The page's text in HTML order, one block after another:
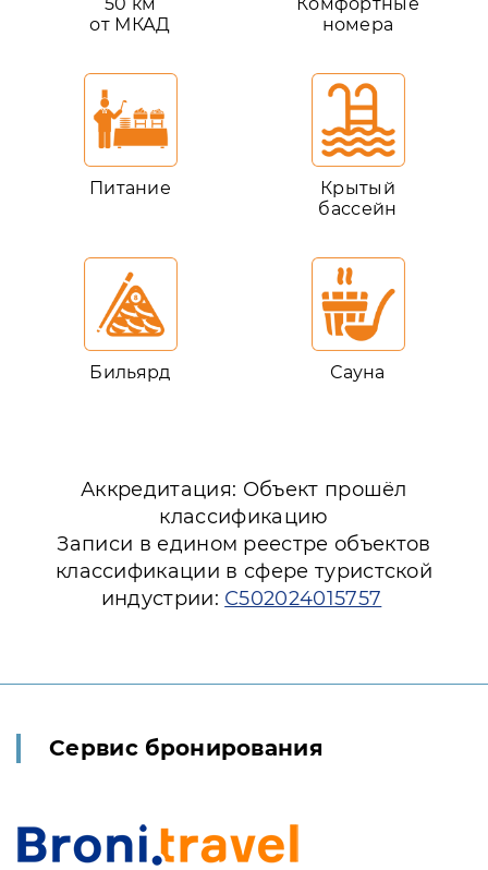
от МКАД
номера
Питание
Крытый
бассейн
Бильярд Сауна
Аккредитация: Объект прошёл
классификацию
Записи в едином реестре объектов
классификации в сфере туристской
индустрии: С502024015757
Сервис бронирования